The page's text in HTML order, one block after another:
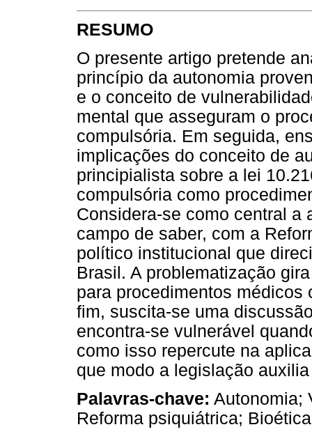
RESUMO
O presente artigo pretende
princípio da autonomia
e o conceito de
mental que asseguram o
compulsória. Em seguida,
implicações do conceito de
principialista sobre a lei
compulsória como
Considera-se como central a
campo de saber, com a
político institucional que
Brasil. A problematização
para procedimentos médicos
fim, suscita-se uma
encontra-se vulnerável
como isso repercute na
que modo a legislação
Palavras-chave: Autonomia;
Reforma psiquiátrica;